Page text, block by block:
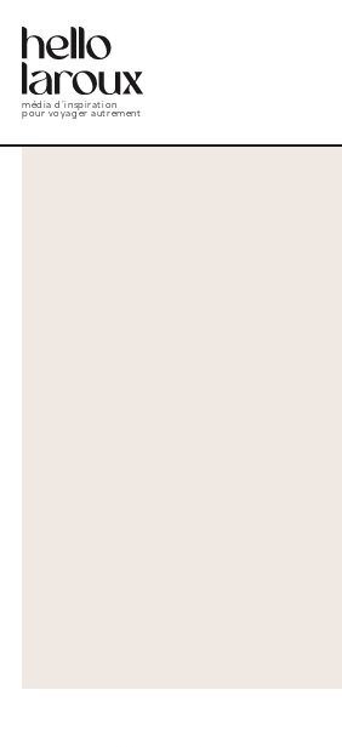
média d’inspiration
pour voyager autrement